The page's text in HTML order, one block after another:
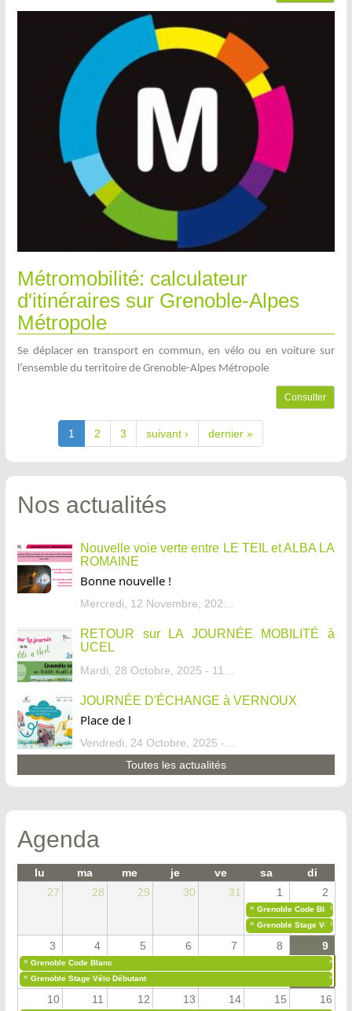
Métromobilité: calculateur
d'itinéraires sur Grenoble-Alpes
Métropole
Se déplacer en transport en commun, en vélo ou en voiture sur
l’ensemble du territoire de Grenoble-Alpes Métropole
Consulter
1 2 3 suivant › dernier »
Nos actualités
Nouvelle voie verte entre LE TEIL et ALBA LA
ROMAINE
Bonne nouvelle !
RETOUR sur LA JOURNÉE MOBILITÉ à
UCEL
JOURNÉE D'ÉCHANGE à VERNOUX
Place de l
Toutes les actualités
Agenda
lu ma me je ve sa
di
27
28 29 30 31 1 2
« Grenoble Code Blanc
»
« Grenoble Stage Vélo
»
3 4 5 6 7 8 9
« Grenoble Code Blanc
»
« Grenoble Stage Vélo Débutant »
10 11 12 13 14 15 16